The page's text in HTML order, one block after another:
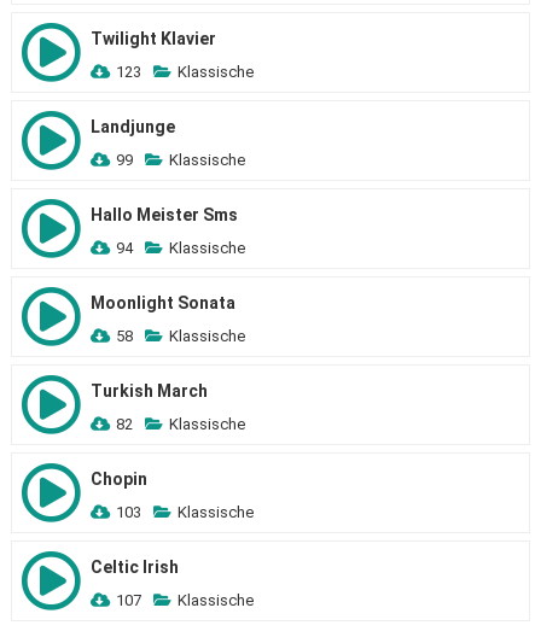
Twilight Klavier
123 Klassische
Landjunge
99 Klassische
Hallo Meister Sms
94 Klassische
Moonlight Sonata
58 Klassische
Turkish March
82 Klassische
Chopin
103 Klassische
Celtic Irish
107 Klassische